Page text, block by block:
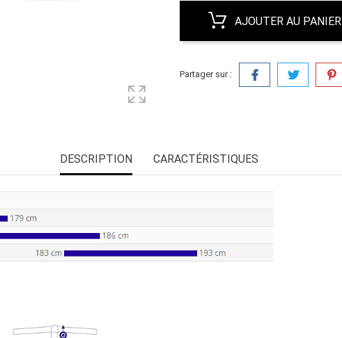
AJOUTER AU PANIER
Partager sur :
DESCRIPTION CARACTÉRISTIQUES